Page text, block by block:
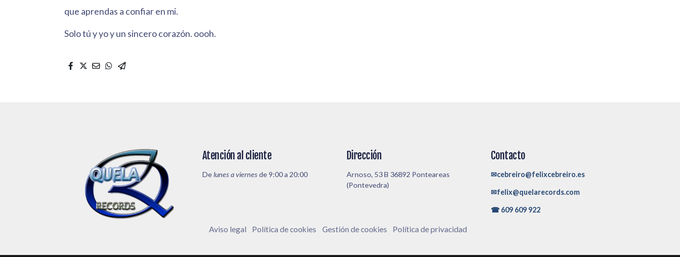
que aprendas a confiar en mi.
Solo tú y yo y un sincero corazón. oooh.
Atención al cliente
Delunes a viernesde 9:00 a 20:00
Dirección
Arnoso, 53 B 36892 Ponteareas
(Pontevedra)
Contacto
✉cebreiro@felixcebreiro.es
✉felix@quelarecords.com
☎ 609 609 922
Aviso legal Política de cookies Gestión de cookies Política de privacidad